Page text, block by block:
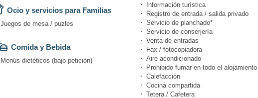
Ocio y servicios para Familias
Juegos de mesa / puzles
Comida y Bebida
Menús dietéticos (bajo petición)
Información turística
Registro de entrada / salida privado
Servicio de planchado*
Servicio de conserjería
Venta de entradas
Fax / fotocopiadora
Aire acondicionado
Prohibido fumar en todo el alojamiento
Calefacción
Cocina compartida
Tetera / Cafetera